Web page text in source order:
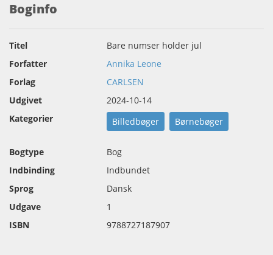
Boginfo
Titel
Bare numser holder jul
Forfatter
Annika Leone
Forlag
CARLSEN
Udgivet
2024-10-14
Kategorier
Billedbøger Børnebøger
Bogtype
Bog
Indbinding
Indbundet
Sprog
Dansk
Udgave
1
ISBN
9788727187907